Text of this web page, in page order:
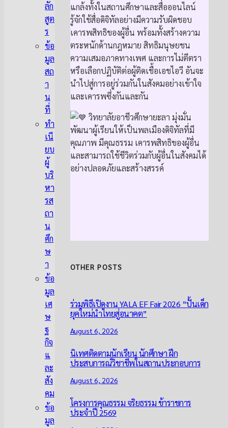
ลัก
สูต
ร
ข้อ
มูล
สถ
า
น
ที่
ทำ
เนี
ยบ
ผู้
บริ
หา
รส
ถา
น
ศึก
ษ
า
ข้อ
มูล
เศ
ษ
ฐ
กิจ
แ
ละ
สัง
คม
ข้อ
มูล
แกล้งทั้งในสถานศึกษาและสื่อออนไลน์
รู้จักใช้สื่อดิจิทัลอย่างมีความรับผิดชอบ
เคารพสิทธิของผู้อื่น พร้อมทั้งสร้างความ
ตระหนักด้านกฎหมาย สิทธิมนุษยชน
ความเสมอภาคทางเพศ และการไม่ตีตรา
หรือเลือกปฏิบัติต่อผู้ติดเชื้อเอชไอวี อันจะ
นำไปสู่การอยู่ร่วมกันในสังคมอย่างเข้าใจ
และเคารพซึ่งกันและกัน
วิทยาลัยอาชีวศึกษายะลา มุ่งมั่น
พัฒนาผู้เรียนให้เป็นพลเมืองดิจิทัลที่มี
คุณภาพ มีคุณธรรม เคารพสิทธิของผู้อื่น
และสามารถใช้ชีวิตร่วมกับผู้อื่นในสังคมได้
อย่างปลอดภัยและสร้างสรรค์
OTHER POSTS
ร่วมพิธีเปิดงาน YALA EF Fair 2026 “ปั้นเด็ก
ยุคใหม่นำไทยสู่อนาคต”
August 6, 2026
นิเทศติดตามนักเรียน นักศึกษา ฝึก
ประสบการณ์วิชาชีพในสถานประกอบการ
August 6, 2026
โครงการคุณธรรม จริยธรรม ข้าราชการ
ประจำปี 2569